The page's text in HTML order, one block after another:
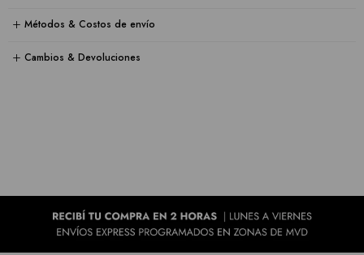
Métodos & Costos de envío
Cambios & Devoluciones